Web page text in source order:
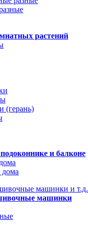
растений
(герань)
и балконе
машинки и т.д.
машинки